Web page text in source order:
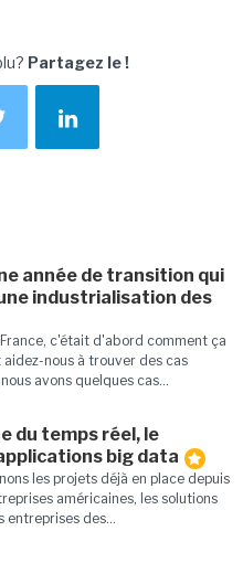
Partagez le !
année de transition qui
industrialisation des
France, c'était d'abord comment ça
aidez-nous à trouver des cas
avons quelques cas...
du temps réel, le
big data
les projets déjà en place depuis
américaines, les solutions
entreprises des...